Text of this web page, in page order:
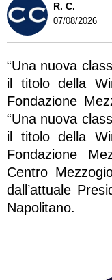
R. C.
07/08/2026
“Una nuova
il titolo della
Fondazione
“Una nuova
il titolo della
Fondazione
Centro
dall’attuale
Napolitano.